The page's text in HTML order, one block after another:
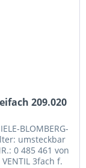
209.020
BLOMBERG-
umsteckbar
0 485 461 von
3fach f.